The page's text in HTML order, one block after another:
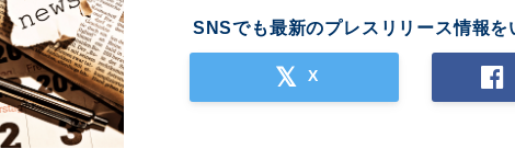
SNSでも最新のプレスリリース情報を
X